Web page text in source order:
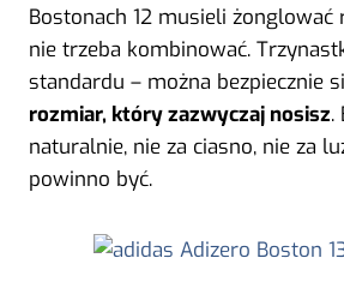
Bostonach 12 musieli
nie trzeba kombinować.
standardu – można bezpiecznie
rozmiar, który zazwyczaj nosisz.
naturalnie, nie za ciasno, nie za
powinno być.